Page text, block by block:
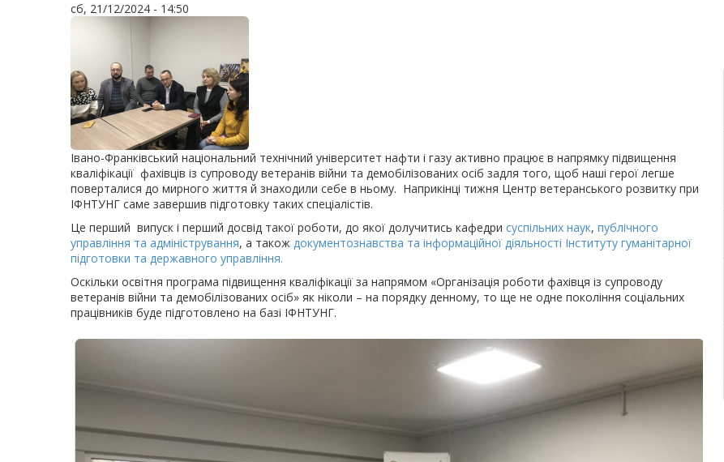
сб, 21/12/2024 - 14:50
Івано-Франківський національний технічний університет нафти і газу активно працює в напрямку підвищення
кваліфікації фахівців із супроводу ветеранів війни та демобілізованих осіб задля того, щоб наші герої легше
поверталися до мирного життя й знаходили себе в ньому. Наприкінці тижня Центр ветеранського розвитку при
ІФНТУНГ саме завершив підготовку таких спеціалістів.
Це перший випуск і перший досвід такої роботи, до якої долучитись кафедри суспільних наук, публічного
управління та адміністрування, а також документознавства та інформаційної діяльності Інституту гуманітарної
підготовки та державного управління.
Оскільки освітня програма підвищення кваліфікації за напрямом «Організація роботи фахівця із супроводу
ветеранів війни та демобілізованих осіб» як ніколи – на порядку денному, то ще не одне покоління соціальних
працівників буде підготовлено на базі ІФНТУНГ.